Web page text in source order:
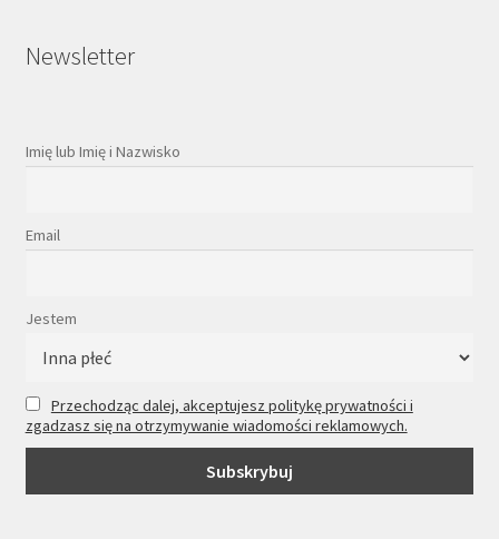
Newsletter
Imię lub Imię i Nazwisko
Email
Jestem
Przechodząc dalej, akceptujesz politykę prywatności i
zgadzasz się na otrzymywanie wiadomości reklamowych.